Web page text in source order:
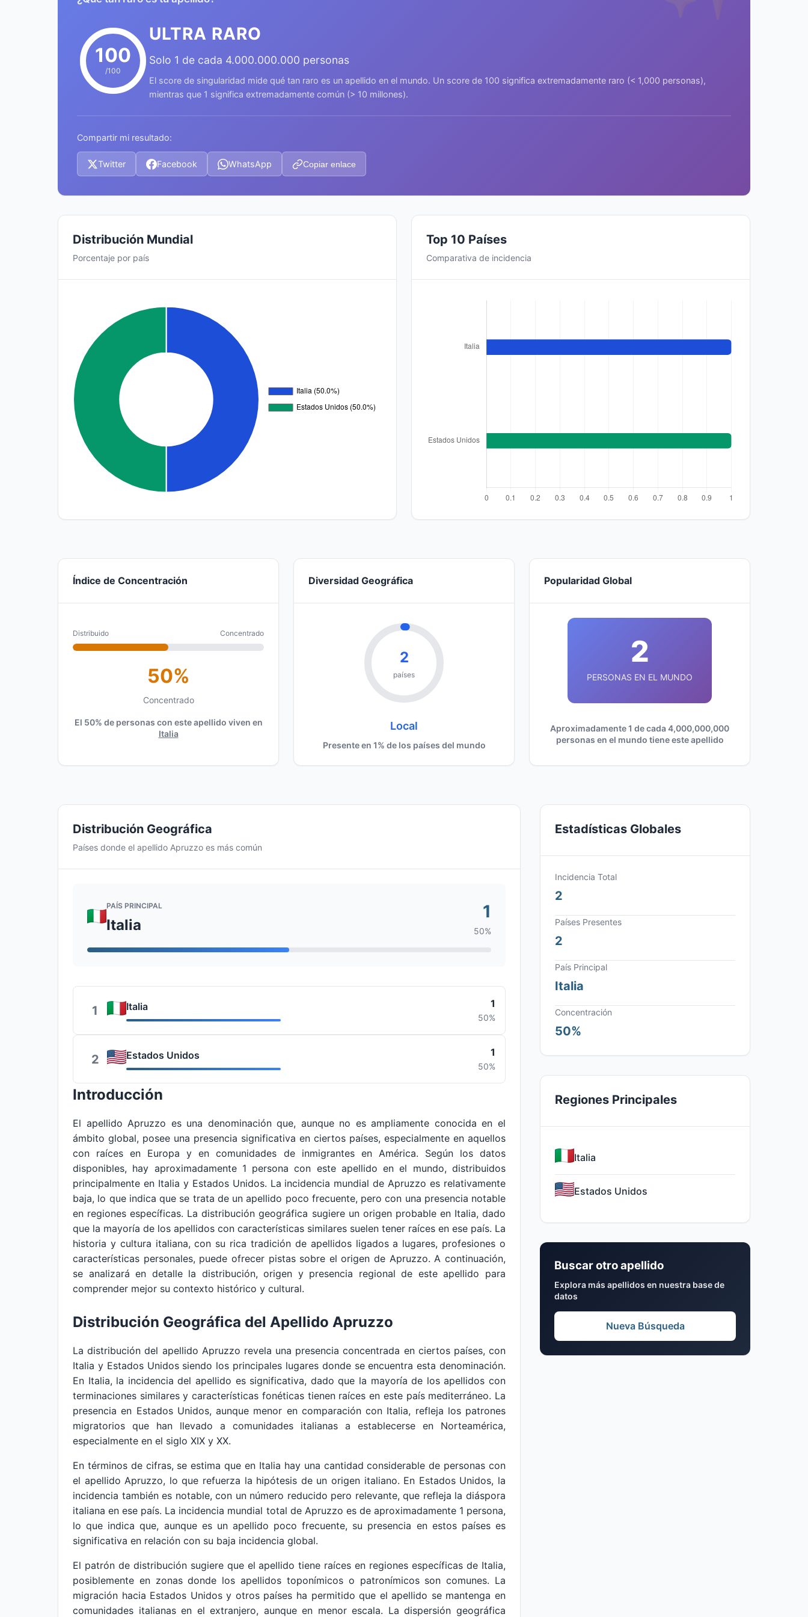
100
/100
ULTRA RARO
Solo 1 de cada 4.000.000.000 personas
El score de singularidad mide qué tan raro es un apellido en el mundo. Un score de 100 significa extremadamente raro (< 1,000 personas),
mientras que 1 significa extremadamente común (> 10 millones).
Compartir mi resultado:
Twitter Facebook WhatsApp Copiar enlace
Distribución Mundial
Porcentaje por país
Top 10 Países
Comparativa de incidencia
Índice de Concentración
Distribuido Concentrado
50%
Concentrado
El 50% de personas con este apellido viven en
Italia
Diversidad Geográfica
2
países
Local
Presente en 1% de los países del mundo
Popularidad Global
2
PERSONAS EN EL MUNDO
Aproximadamente 1 de cada 4,000,000,000
personas en el mundo tiene este apellido
Distribución Geográfica
Países donde el apellido Apruzzo es más común
PAÍS PRINCIPAL
Italia
1
50%
1 Italia 1
50%
2 Estados Unidos 1
50%
Introducción
El apellido Apruzzo es una denominación que, aunque no es ampliamente conocida en el
ámbito global, posee una presencia significativa en ciertos países, especialmente en aquellos
con raíces en Europa y en comunidades de inmigrantes en América. Según los datos
disponibles, hay aproximadamente 1 persona con este apellido en el mundo, distribuidos
principalmente en Italia y Estados Unidos. La incidencia mundial de Apruzzo es relativamente
baja, lo que indica que se trata de un apellido poco frecuente, pero con una presencia notable
en regiones específicas. La distribución geográfica sugiere un origen probable en Italia, dado
que la mayoría de los apellidos con características similares suelen tener raíces en ese país. La
historia y cultura italiana, con su rica tradición de apellidos ligados a lugares, profesiones o
características personales, puede ofrecer pistas sobre el origen de Apruzzo. A continuación,
se analizará en detalle la distribución, origen y presencia regional de este apellido para
comprender mejor su contexto histórico y cultural.
Distribución Geográfica del Apellido Apruzzo
La distribución del apellido Apruzzo revela una presencia concentrada en ciertos países, con
Italia y Estados Unidos siendo los principales lugares donde se encuentra esta denominación.
En Italia, la incidencia del apellido es significativa, dado que la mayoría de los apellidos con
terminaciones similares y características fonéticas tienen raíces en este país mediterráneo. La
presencia en Estados Unidos, aunque menor en comparación con Italia, refleja los patrones
migratorios que han llevado a comunidades italianas a establecerse en Norteamérica,
especialmente en el siglo XIX y XX.
En términos de cifras, se estima que en Italia hay una cantidad considerable de personas con
el apellido Apruzzo, lo que refuerza la hipótesis de un origen italiano. En Estados Unidos, la
incidencia también es notable, con un número reducido pero relevante, que refleja la diáspora
italiana en ese país. La incidencia mundial total de Apruzzo es de aproximadamente 1 persona,
lo que indica que, aunque es un apellido poco frecuente, su presencia en estos países es
significativa en relación con su baja incidencia global.
El patrón de distribución sugiere que el apellido tiene raíces en regiones específicas de Italia,
posiblemente en zonas donde los apellidos toponímicos o patronímicos son comunes. La
migración hacia Estados Unidos y otros países ha permitido que el apellido se mantenga en
comunidades italianas en el extranjero, aunque en menor escala. La dispersión geográfica
Estadísticas Globales
Incidencia Total
2
Países Presentes
2
País Principal
Italia
Concentración
50%
Regiones Principales
Italia
Estados Unidos
Buscar otro apellido
Explora más apellidos en nuestra base de
datos
Nueva Búsqueda